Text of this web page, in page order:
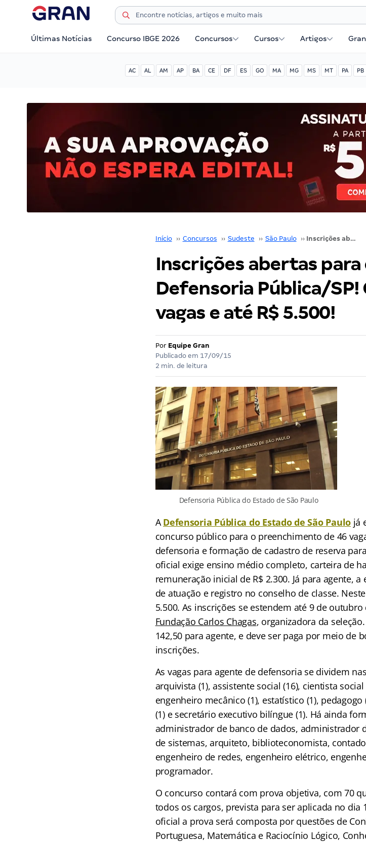
Últimas Notícias Concurso IBGE 2026 Concursos Cursos Artigos
AC AL AM AP BA CE DF ES GO MA MG MS MT PA PB
Início ›› Concursos ›› Sudeste ›› São Paulo ›› Inscrições abertas para o concurso da Defensoria Pública/SP! Oferta de 46 vagas e até R$ 5.500!
Inscrições abertas para
Defensoria Pública/SP!
vagas e até R$ 5.500!
Por Equipe Gran
Publicado em 17/09/15
2 min. de leitura
Defensoria Pública do Estado de São Paulo
ADefensoria Pública do Estado de São Paulo já
concurso público para o preenchimento de 46
defensoria e formação de cadastro de reserva
oficial exige ensino médio completo, carteira de
remuneração inicial de R$ 2.300. Já para agente,
de atuação e registro no conselho de classe.
5.500. As inscrições se estendem até 9 de
Fundação Carlos Chagas, organizadora da
142,50 para agente, e deve ser paga por meio de
inscrições.
As vagas para agente de defensoria se dividem
arquivista (1), assistente social (16), cientista
engenheiro mecânico (1), estatístico (1),
(1) e secretário executivo bilíngue (1). Há ainda
administrador de banco de dados, administrador
de sistemas, arquiteto, biblioteconomista,
engenheiro de redes, engenheiro elétrico,
programador.
O concurso contará com prova objetiva, com 70
todos os cargos, prevista para ser aplicada no dia
oficial a prova será composta por questões de
Portuguesa, Matemática e Raciocínio Lógico,